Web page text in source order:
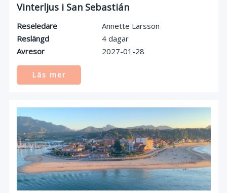
Vinterljus i San Sebastián
Reseledare
Annette Larsson
Reslängd
4 dagar
Avresor
2027-01-28
Läs mer